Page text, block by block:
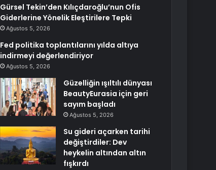
Gürsel Tekin’den Kılıçdaroğlu’nun Ofis
Giderlerine Yönelik Eleştirilere Tepki
Ağustos 5, 2026
Fed politika toplantılarını yılda altıya
indirmeyi değerlendiriyor
Ağustos 5, 2026
Güzelliğin ışıltılı dünyası
BeautyEurasia için geri
sayım başladı
Ağustos 5, 2026
Su gideri açarken tarihi
değiştirdiler: Dev
heykelin altından altın
fışkırdı